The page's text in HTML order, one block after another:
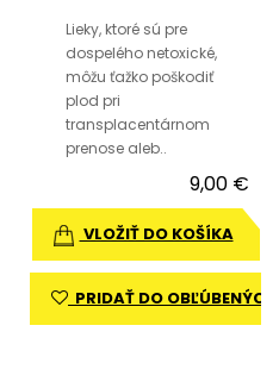
Lieky, ktoré sú pre
dospelého netoxické,
môžu ťažko poškodiť
plod pri
transplacentárnom
prenose aleb..
9,00 €
VLOŽIŤ DO KOŠÍKA
PRIDAŤ DO OBĽÚBENÝCH